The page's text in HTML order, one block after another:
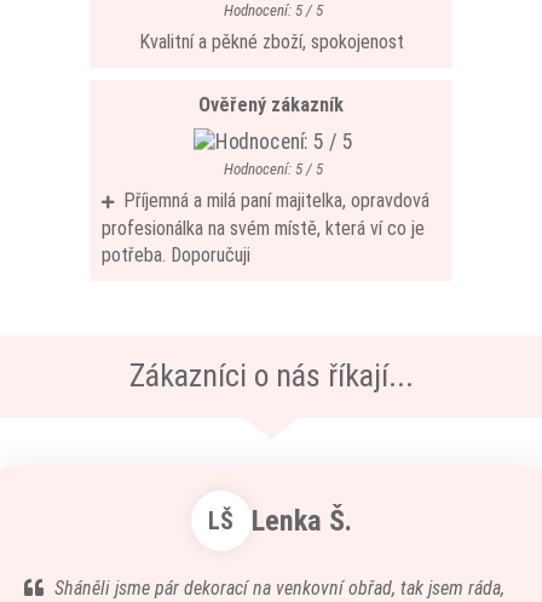
Hodnocení: 5 / 5
Kvalitní a pěkné zboží, spokojenost
Ověřený zákazník
Hodnocení: 5 / 5
Příjemná a milá paní majitelka, opravdová
profesionálka na svém místě, která ví co je
potřeba. Doporučuji
Zákazníci o nás říkají...
LŠ Lenka Š.
Sháněli jsme pár dekorací na venkovní obřad, tak jsem ráda,